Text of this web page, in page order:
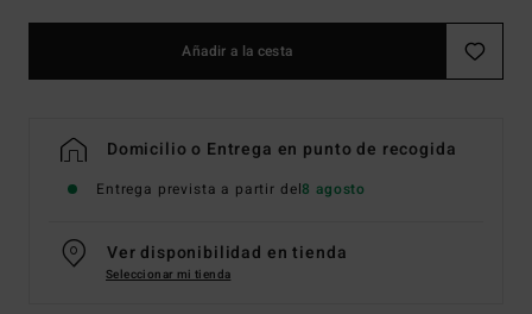
Añadir a la cesta
Domicilio o Entrega en punto de recogida
Entrega prevista a partir del8 agosto
Ver disponibilidad en tienda
Seleccionar mi tienda